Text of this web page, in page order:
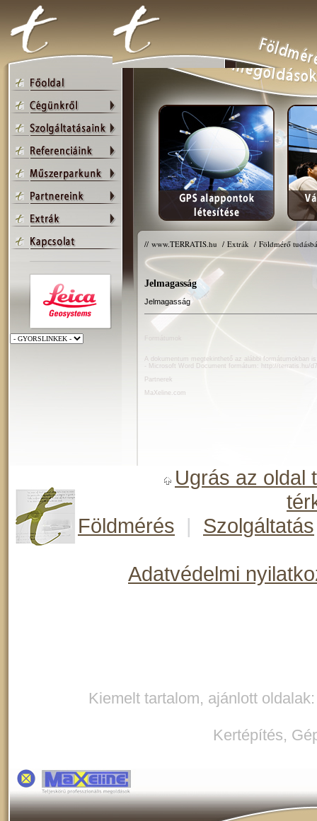
// www.TERRATIS.hu / Extrák / Földmérő
Jelmagasság
Jelmagasság
A dokumentum megtekinthető az alábbi formátumokban
- Microsoft Word Document formátum:
http://terratis.hu/
Partnerek
MaXeline.com
Ugrás az oldal
Földmérés
| Szolgáltatás
Adatvédelmi
Kiemelt tartalom, ajánlott
Kertépítés,